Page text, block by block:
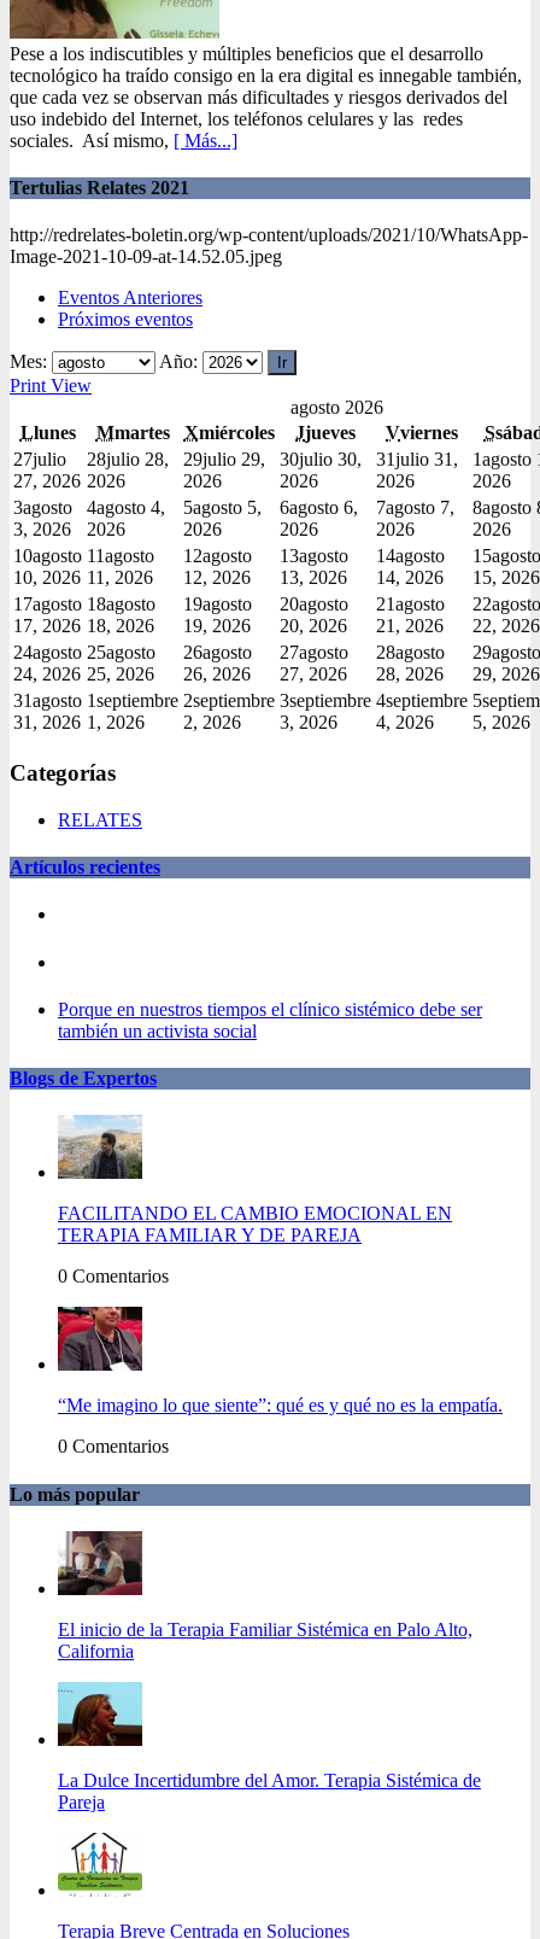
Pese a los indiscutibles y múltiples beneficios que el desarrollo
tecnológico ha traído consigo en la era digital es innegable también,
que cada vez se observan más dificultades y riesgos derivados del
uso indebido del Internet, los teléfonos celulares y las redes
sociales. Así mismo, [ Más...]
Tertulias Relates 2021
http://redrelates-boletin.org/wp-content/uploads/2021/10/WhatsApp-
Image-2021-10-09-at-14.52.05.jpeg
Eventos Anteriores
Próximos eventos
Mes:
Año:
Print View
agosto 2026
Llunes Mmartes Xmiércoles Jjueves Vviernes S
27julio
27, 2026
28julio 28,
2026
29julio 29,
2026
30julio 30,
2026
31julio 31,
2026
1agosto
2026
3agosto
3, 2026
4agosto 4,
2026
5agosto 5,
2026
6agosto 6,
2026
7agosto 7,
2026
8agosto
2026
10agosto
10, 2026
11agosto
11, 2026
12agosto
12, 2026
13agosto
13, 2026
14agosto
14, 2026
15agosto
15, 2026
17agosto
17, 2026
18agosto
18, 2026
19agosto
19, 2026
20agosto
20, 2026
21agosto
21, 2026
22agosto
22, 2026
24agosto
24, 2026
25agosto
25, 2026
26agosto
26, 2026
27agosto
27, 2026
28agosto
28, 2026
29agosto
29, 2026
31agosto
31, 2026
1septiembre
1, 2026
2septiembre
2, 2026
3septiembre
3, 2026
4septiembre
4, 2026
5
5, 2026
Categorías
RELATES
Artículos recientes
Porque en nuestros tiempos el clínico sistémico debe ser
también un activista social
Blogs de Expertos
FACILITANDO EL CAMBIO EMOCIONAL EN
TERAPIA FAMILIAR Y DE PAREJA
0 Comentarios
“Me imagino lo que siente”: qué es y qué no es la empatía.
0 Comentarios
Lo más popular
El inicio de la Terapia Familiar Sistémica en Palo Alto,
California
La Dulce Incertidumbre del Amor. Terapia Sistémica de
Pareja
Terapia Breve Centrada en Soluciones